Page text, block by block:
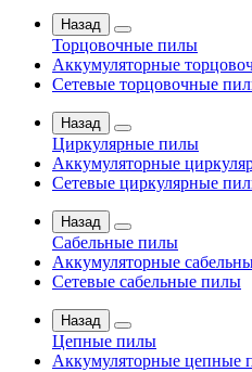
Назад
Торцовочные пилы
Аккумуляторные
Сетевые торцовочные
Назад
Циркулярные пилы
Аккумуляторные
Сетевые циркулярные
Назад
Сабельные пилы
Аккумуляторные
Сетевые сабельные пилы
Назад
Цепные пилы
Аккумуляторные цепные